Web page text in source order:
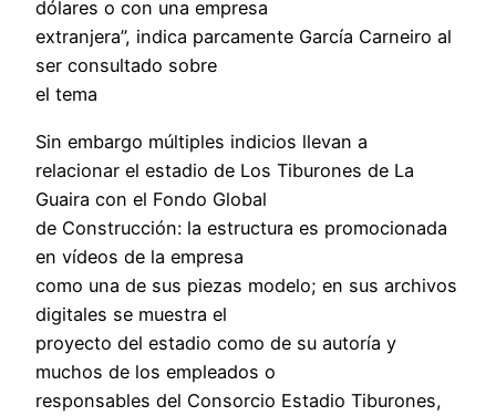
dólares o con una empresa
extranjera”, indica parcamente García Carneiro al
ser consultado sobre
el tema
Sin embargo múltiples indicios llevan a
relacionar el estadio de Los Tiburones de La
Guaira con el Fondo Global
de Construcción: la estructura es promocionada
en vídeos de la empresa
como una de sus piezas modelo; en sus archivos
digitales se muestra el
proyecto del estadio como de su autoría y
muchos de los empleados o
responsables del Consorcio Estadio Tiburones,